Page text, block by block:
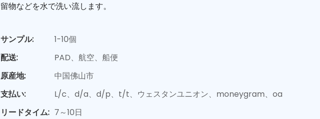
留物などを水で洗い流します。
サンプル:
1-10個
配送:
PAD、航空、船便
原産地:
中国佛山市
支払い:
L/c、d/a、d/p、t/t、ウェスタンユニオン、moneygram、oa
リードタイム: 7～10日